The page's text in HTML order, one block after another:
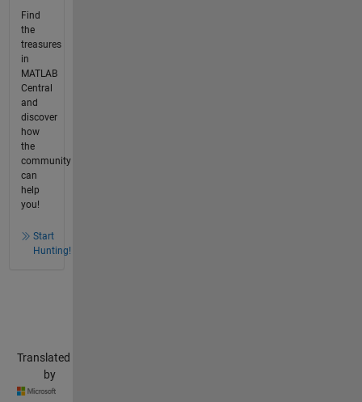
Find
the
treasures
in
MATLAB
Central
and
discover
how
the
community
can
help
you!
Start
Hunting!
Translated
by